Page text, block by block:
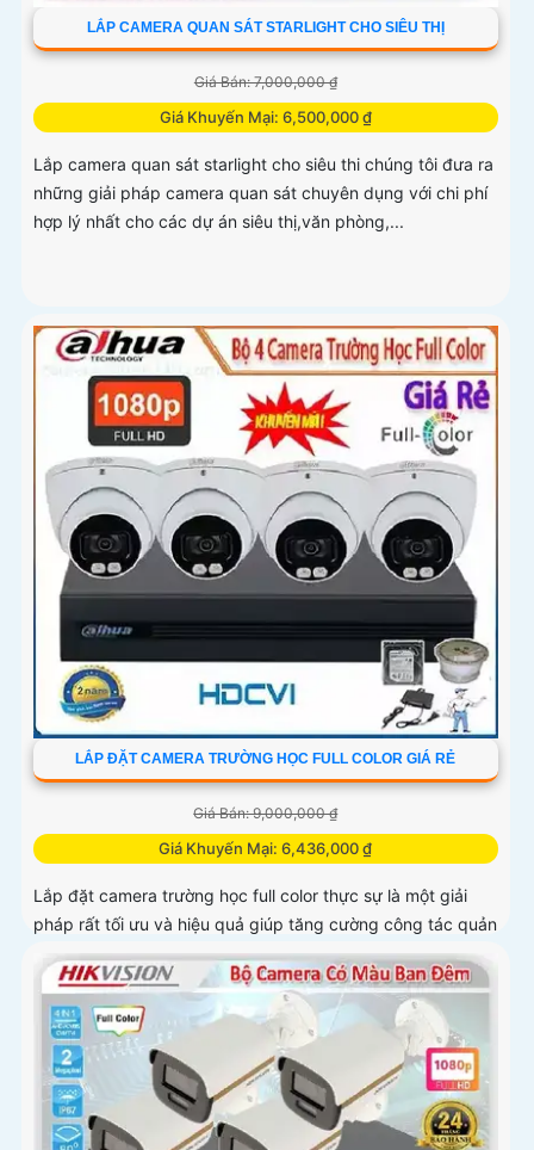
LẮP CAMERA QUAN SÁT STARLIGHT CHO SIÊU THỊ
Giá Bán: 7,000,000 ₫
Giá Khuyến Mại: 6,500,000 ₫
Lắp camera quan sát starlight cho siêu thi chúng tôi đưa ra
những giải pháp camera quan sát chuyên dụng với chi phí
hợp lý nhất cho các dự án siêu thị,văn phòng,...
LẮP ĐẶT CAMERA TRƯỜNG HỌC FULL COLOR GIÁ RẺ
Giá Bán: 9,000,000 ₫
Giá Khuyến Mại: 6,436,000 ₫
Lắp đặt camera trường học full color thực sự là một giải
pháp rất tối ưu và hiệu quả giúp tăng cường công tác quản
lý,an ninh trong các trường học hiện nay. Ngoài ra camera
còn...